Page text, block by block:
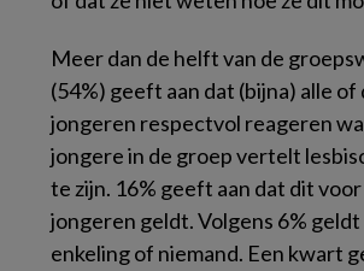
Meer dan de helft van de
(54%) geeft aan dat (bijna) alle of
jongeren respectvol reageren
jongere in de groep vertelt
te zijn. 16% geeft aan dat dit
jongeren geldt. Volgens 6%
enkeling of niemand. Een kwart